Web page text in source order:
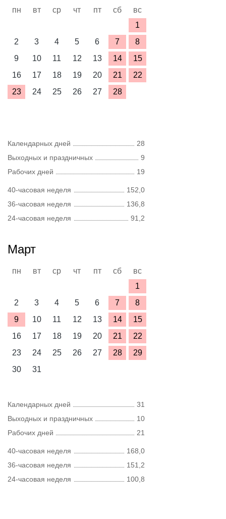
пн вт ср чт пт сб
вс
1
2
3 4 5 6 7
8
9
10 11 12 13 14
15
16
17 18 19 20 21
22
23
24 25 26 27 28
Календарных дней
28
Выходных и праздничных
9
Рабочих дней
19
40-часовая неделя
152,0
36-часовая неделя
136,8
24-часовая неделя
91,2
Март
пн вт ср чт пт сб
вс
1
2
3 4 5 6 7
8
9
10 11 12 13 14
15
16
17 18 19 20 21
22
23
24 25 26 27 28
29
30
31
Календарных дней
31
Выходных и праздничных
10
Рабочих дней
21
40-часовая неделя
168,0
36-часовая неделя
151,2
24-часовая неделя
100,8